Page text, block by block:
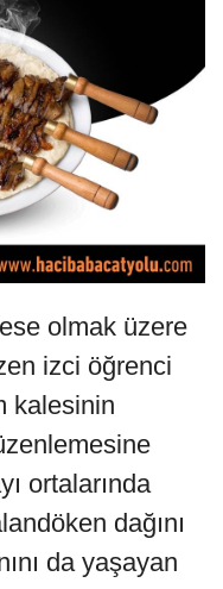
olmak üzere
izci öğrenci
kalesinin
ortalarında
dağını
da yaşayan